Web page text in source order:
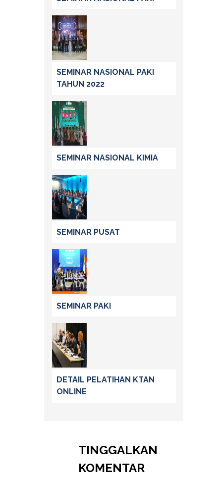
SEMINAR NASIONAL PAKI
TAHUN 2022
SEMINAR NASIONAL KIMIA
SEMINAR PUSAT
SEMINAR PAKI
DETAIL PELATIHAN KTAN
ONLINE
TINGGALKAN
KOMENTAR